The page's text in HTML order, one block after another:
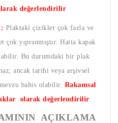
değerlendirilir
Plaktaki çizikler çok fazla ve
yıpranmıştır. Hatta kapak
Bu durumdaki bir plak
ancak tarihi veya arşivsel
bahis olabilir. Rakamsal
olarak değerlendirilir
AÇIKLAMA